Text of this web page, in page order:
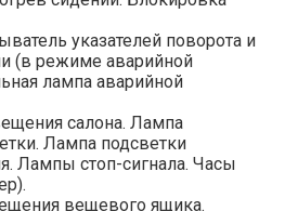
указателей поворота и
(в режиме аварийной
лампа аварийной
салона. Лампа
Лампа подсветки
Лампы стоп-сигнала. Часы
вещевого ящика.